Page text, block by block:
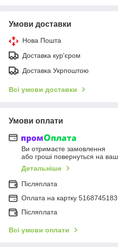
Умови доставки
Нова Пошта
Доставка кур'єром
Доставка Укрпоштою
Всі умови доставки
Умови оплати
Ви отримаєте замовлення
або гроші повернуться на
Детальніше
Післяплата
Оплата на картку
Післяплата
Всі умови оплати